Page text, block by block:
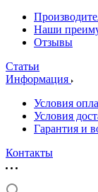
Наши
Отзывы
Статьи
Информация
Условия
Условия
Гарантия и
Контакты